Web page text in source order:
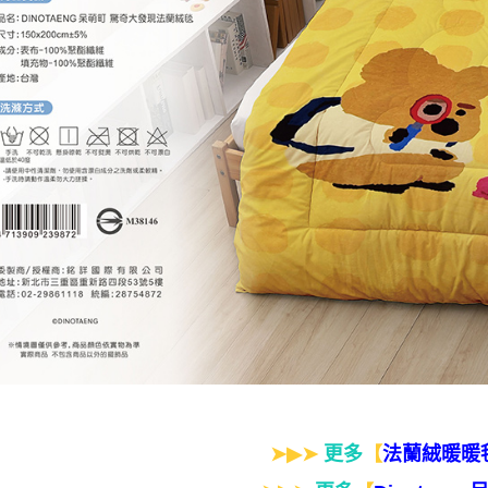
➤▶➤ 更多 【法蘭絨暖暖